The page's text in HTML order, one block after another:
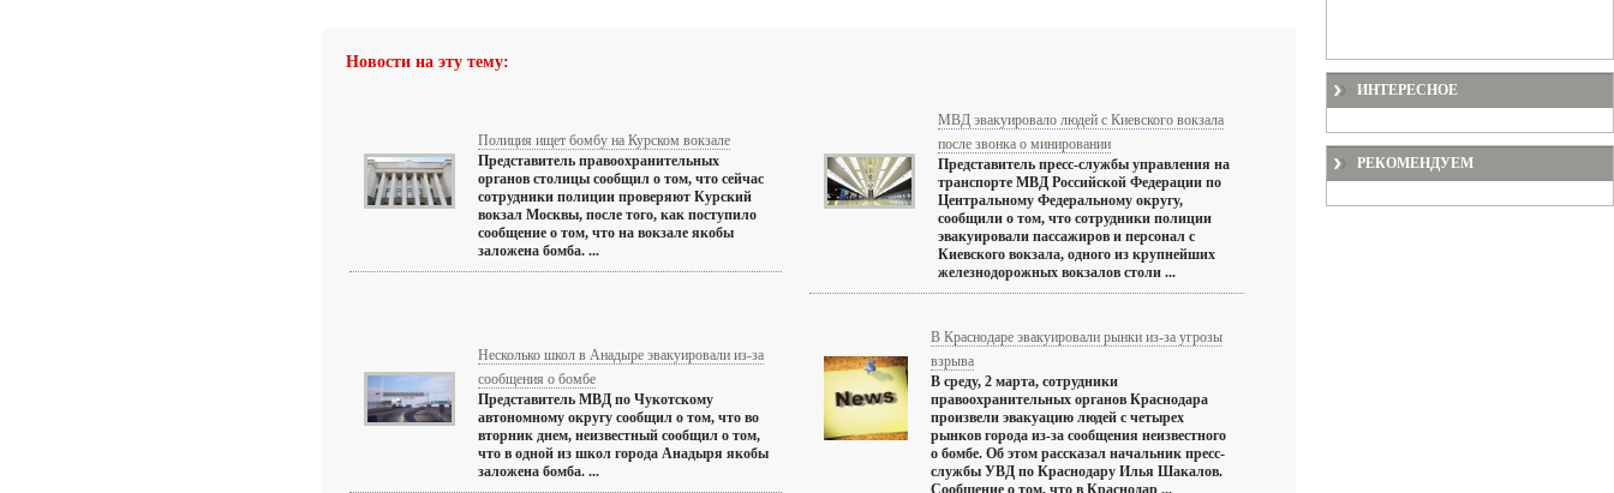
Новости на эту тему:
Полиция ищет бомбу на Курском вокзале
Представитель правоохранительных
органов столицы сообщил о том, что сейчас
сотрудники полиции проверяют Курский
вокзал Москвы, после того, как поступило
сообщение о том, что на вокзале якобы
заложена бомба. ...
МВД эвакуировало людей с Киевского вокзала
после звонка о минировании
Представитель пресс-службы управления на
транспорте МВД Российской Федерации по
Центральному Федеральному округу,
сообщили о том, что сотрудники полиции
эвакуировали пассажиров и персонал с
Киевского вокзала, одного из крупнейших
железнодорожных вокзалов столи ...
Несколько школ в Анадыре эвакуировали из-за
сообщения о бомбе
Представитель МВД по Чукотскому
автономному округу сообщил о том, что во
вторник днем, неизвестный сообщил о том,
что в одной из школ города Анадыря якобы
заложена бомба. ...
В Краснодаре эвакуировали рынки из-за угрозы
взрыва
В среду, 2 марта, сотрудники
правоохранительных органов Краснодара
произвели эвакуацию людей с четырех
рынков города из-за сообщения неизвестного
о бомбе. Об этом рассказал начальник пресс-
службы УВД по Краснодару Илья Шакалов.
Сообщение о том, что в Краснодар ...
ИНТЕРЕСНОЕ
РЕКОМЕНДУЕМ